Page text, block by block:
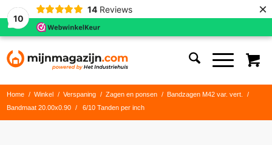
10
14 Reviews ×
Home / Winkel / Verspaning / Zagen en ponsen / Bandzagen M42 var. vert.
/
Bandmaat 20.00x0.90
/ 6/10 Tanden per inch